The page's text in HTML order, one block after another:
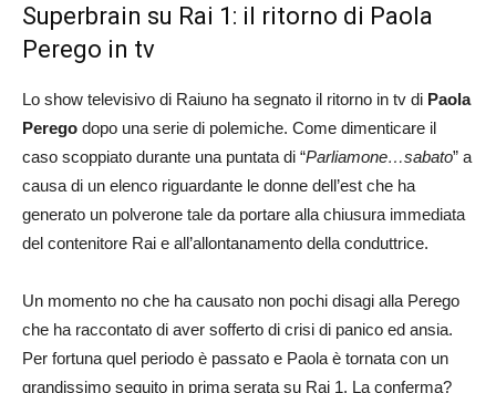
Superbrain su Rai 1: il ritorno di Paola
Perego in tv
Lo show televisivo di Raiuno ha segnato il ritorno in tv di Paola
Perego dopo una serie di polemiche. Come dimenticare il
caso scoppiato durante una puntata di “Parliamone…sabato” a
causa di un elenco riguardante le donne dell’est che ha
generato un polverone tale da portare alla chiusura immediata
del contenitore Rai e all’allontanamento della conduttrice.
Un momento no che ha causato non pochi disagi alla Perego
che ha raccontato di aver sofferto di crisi di panico ed ansia.
Per fortuna quel periodo è passato e Paola è tornata con un
grandissimo seguito in prima serata su Rai 1. La conferma?